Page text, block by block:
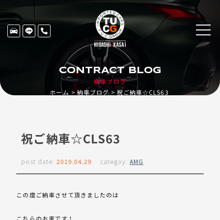
納車ブログ
CONTRACT BLOG
ホーム 納車ブログ 祝ご納車☆CLS63
祝ご納車☆CLS63
post date: 2019.04.29 categoy: AMG
この度ご納車させて頂きましたのは